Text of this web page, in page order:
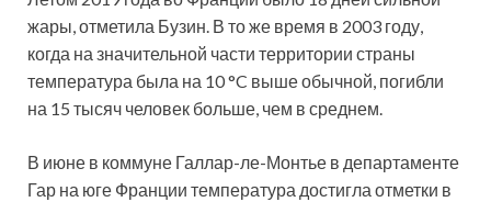
жары, отметила Бузин. В то же время в 2003 году,
когда на значительной части территории страны
температура была на 10 °C выше обычной, погибли
на 15 тысяч человек больше, чем в среднем.
В июне в коммуне Галлар-ле-Монтье в департаменте
Гар на юге Франции температура достигла отметки в